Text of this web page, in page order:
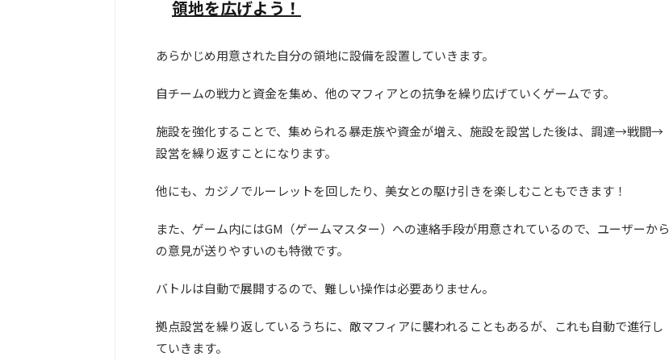
領地を広げよう！
あらかじめ用意された自分の領地に設備を設置していきます。
自チームの戦力と資金を集め、他のマフィアとの抗争を繰り広げていくゲームです。
施設を強化することで、集められる暴走族や資金が増え、施設を設営した後は、調達→戦闘→
設営を繰り返すことになります。
他にも、カジノでルーレットを回したり、美女との駆け引きを楽しむこともできます！
また、ゲーム内にはGM（ゲームマスター）への連絡手段が用意されているので、ユーザーから
の意見が送りやすいのも特徴です。
バトルは自動で展開するので、難しい操作は必要ありません。
拠点設営を繰り返しているうちに、敵マフィアに襲われることもあるが、これも自動で進行し
ていきます。